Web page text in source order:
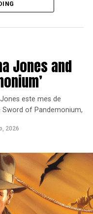
en este nuevo
ha sido un momento
de la comunidad
de Subnautica 2 y
construyendo la
fundado por
2 es la
que ha marcado un
Jones and
este mes de
of Pandemonium,
2026